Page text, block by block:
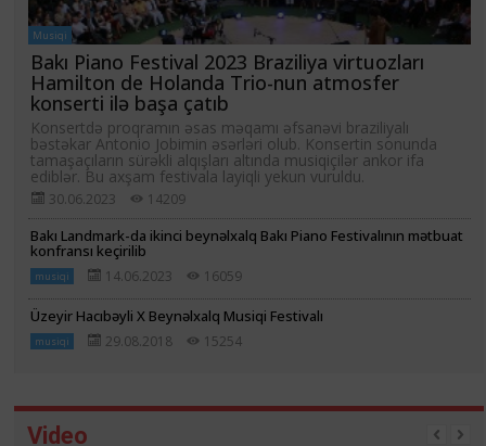
Musiqi
Bakı Piano Festival 2023 Braziliya virtuozları
Hamilton de Holanda Trio-nun atmosfer
konserti ilə başa çatıb
Konsertdə proqramın əsas məqamı əfsanəvi braziliyalı
bəstəkar Antonio Jobimin əsərləri olub. Konsertin sonunda
tamaşaçıların sürəkli alqışları altında musiqiçilər ankor ifa
ediblər. Bu axşam festivala layiqli yekun vuruldu.
30.06.2023 14209
Bakı Landmark-da ikinci beynəlxalq Bakı Piano Festivalının mətbuat
konfransı keçirilib
musiqi 14.06.2023 16059
Üzeyir Hacıbəyli X Beynəlxalq Musiqi Festivalı
musiqi 29.08.2018 15254
Video